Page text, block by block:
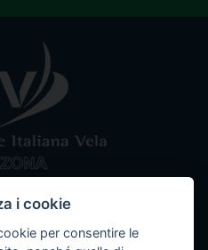
Italiana Vela
segreteria@ottavazona.org
i cookie
per consentire le